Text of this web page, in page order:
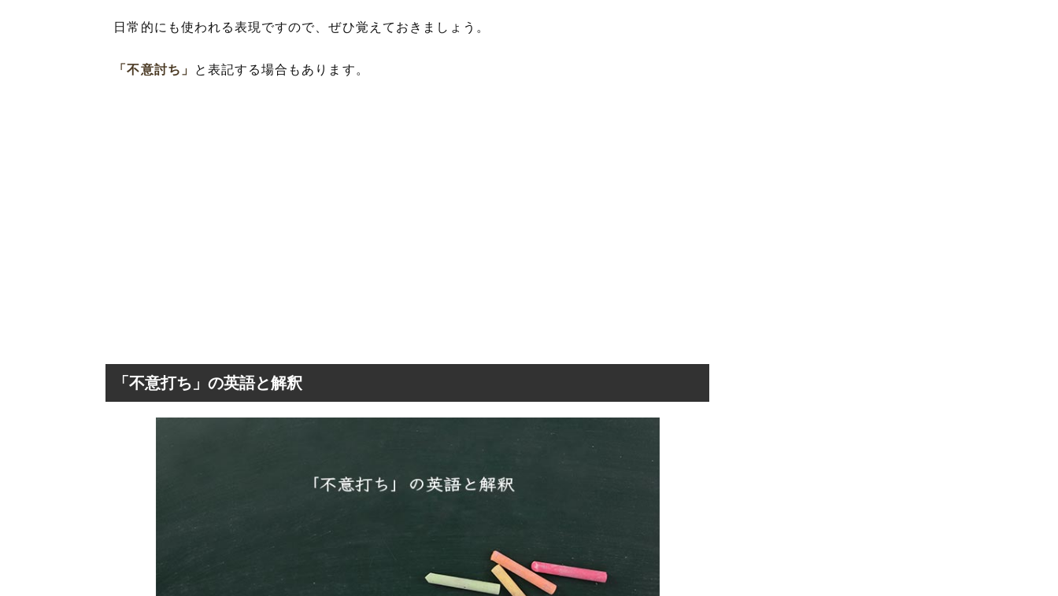
日常的にも使われる表現ですので、ぜひ覚えておきましょう。
「不意討ち」 と表記する場合もあります。
「不意打ち」の英語と解釈